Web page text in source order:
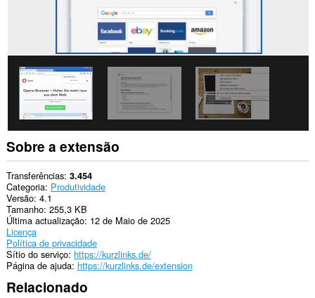
extensão
pode
aceder
seus
separadores
e
à
sua
actividade
de
navegação.
Sobre a extensão
Transferências 3.454
Categoria Produtividade
Versão 4.1
Tamanho 255,3 KB
Última actualização 12 de Maio de 2025
Licença
Política de privacidade
Sítio do serviço https://kurzlinks.de/
Página de ajuda https://kurzlinks.de/extension
Relacionado